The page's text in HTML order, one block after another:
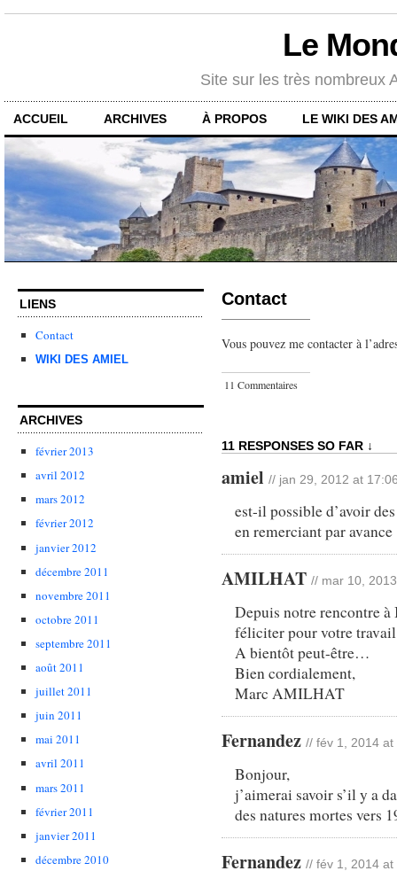
Le
Site sur les très nombreux
ACCUEIL ARCHIVES À PROPOS LE WIKI DES
LIENS
Contact
WIKI DES AMIEL
ARCHIVES
février 2013
avril 2012
mars 2012
février 2012
janvier 2012
décembre 2011
novembre 2011
octobre 2011
septembre 2011
août 2011
juillet 2011
juin 2011
mai 2011
avril 2011
mars 2011
février 2011
janvier 2011
décembre 2010
Contact
Vous pouvez me contacter à
11 Commentaires
11 RESPONSES SO FAR ↓
amiel // jan 29, 2012 at
est-il possible d’avoir
en remerciant par avance
AMILHAT // mar 10,
Depuis notre rencontre à
féliciter pour votre
A bientôt peut-être…
Bien cordialement,
Marc AMILHAT
Fernandez // fév 1, 2014 at
Bonjour,
j’aimerai savoir s’il y a
des natures mortes vers
Fernandez // fév 1, 2014 at